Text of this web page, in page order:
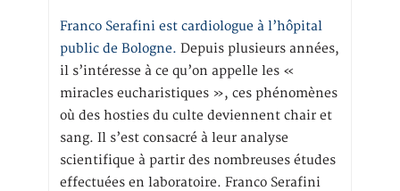
Franco Serafini est cardiologue à l’hôpital
public de Bologne. Depuis plusieurs années,
il s’intéresse à ce qu’on appelle les «
miracles eucharistiques », ces phénomènes
où des hosties du culte deviennent chair et
sang. Il s’est consacré à leur analyse
scientifique à partir des nombreuses études
effectuées en laboratoire. Franco Serafini